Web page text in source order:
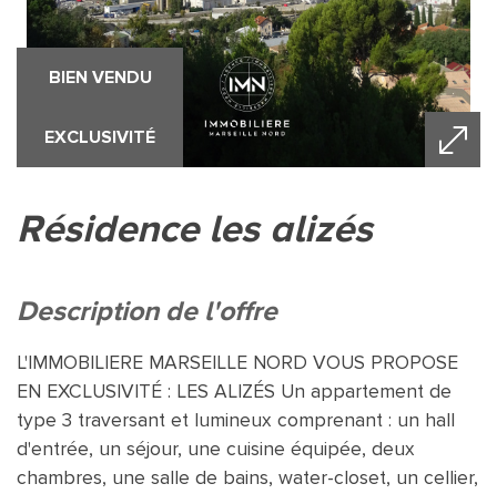
BIEN VENDU
EXCLUSIVITÉ
résidence les alizés
description de l'offre
L'IMMOBILIERE MARSEILLE NORD VOUS PROPOSE
EN EXCLUSIVITÉ : LES ALIZÉS Un appartement de
type 3 traversant et lumineux comprenant : un hall
d'entrée, un séjour, une cuisine équipée, deux
chambres, une salle de bains, water-closet, un cellier,